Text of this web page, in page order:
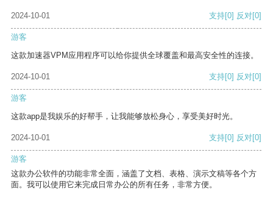
2024-10-01 支持[0] 反对[0]
游客
这款加速器VPM应用程序可以给你提供全球覆盖和最高安全性的连接。
2024-10-01 支持[0] 反对[0]
游客
这款app是我娱乐的好帮手，让我能够放松身心，享受美好时光。
2024-10-01 支持[0] 反对[0]
游客
这款办公软件的功能非常全面，涵盖了文档、表格、演示文稿等各个方
面。我可以使用它来完成日常办公的所有任务，非常方便。